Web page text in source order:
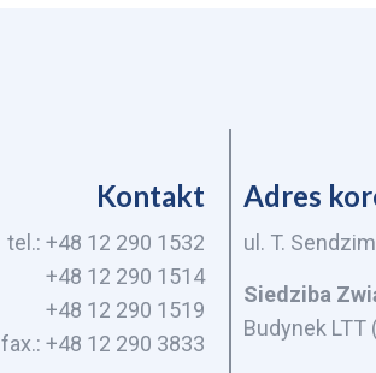
Kontakt
tel.: +48 12 290 1532
+48 12 290 1514
+48 12 290 1519
fax.: +48 12 290 3833
Adres
ul. T.
Siedziba
Budynek LTT